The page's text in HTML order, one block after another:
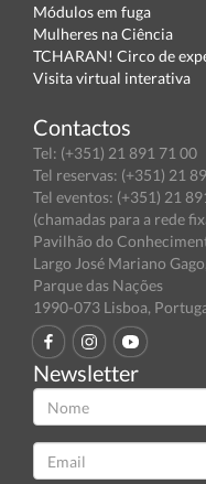
Módulos em fuga
Mulheres na Ciência
TCHARAN! Circo de
Visita virtual interativa
Contactos
Tel: (+351) 21 891 71 00
Tel reservas: (+351) 21
Tel eventos: (+351) 21
(chamadas para a rede
Pavilhão do
Largo José Mariano
Parque das Nações
1990-073 Lisboa,
Newsletter